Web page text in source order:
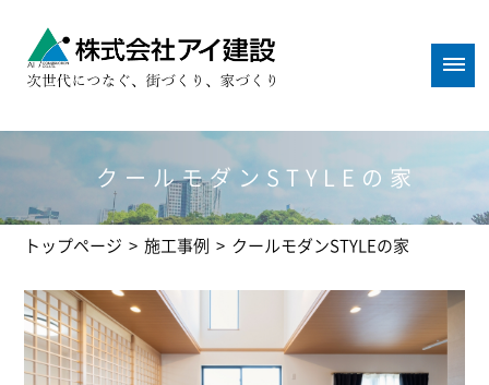
クールモダンSTYLEの家
トップページ >施工事例 > クールモダンSTYLEの家